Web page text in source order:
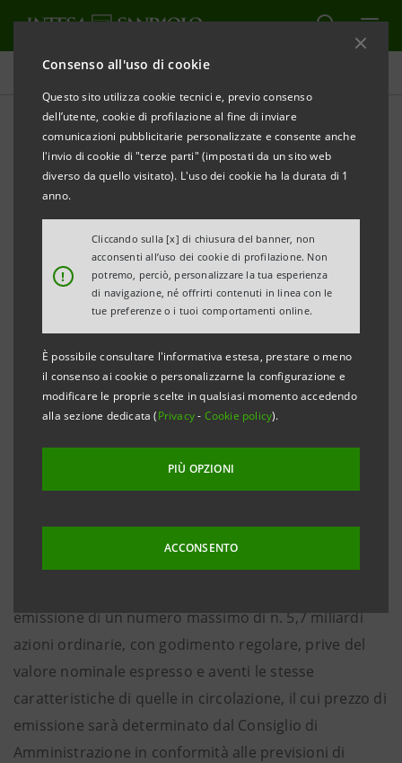
Consenso all'uso di cookie
Questo sito utilizza cookie tecnici e, previo consenso
dell’utente, cookie di profilazione al fine di inviare
comunicazioni pubblicitarie personalizzate e consente anche
l'invio di cookie di "terze parti" (impostati da un sito web
diverso da quello visitato). L'uso dei cookie ha la durata di 1
anno.
!
Cliccando sulla [x] di chiusura del banner, non
acconsenti all’uso dei cookie di profilazione. Non
potremo, perciò, personalizzare la tua esperienza
di navigazione, né offrirti contenuti in linea con le
tue preferenze o i tuoi comportamenti online.
È possibile consultare l'informativa estesa, prestare o meno
il consenso ai cookie o personalizzarne la configurazione e
modificare le proprie scelte in qualsiasi momento accedendo
alla sezione dedicata (Privacy- Cookie policy).
PIÙ OPZIONI
ACCONSENTO
Comunicati stampa
STAMPA AGGIORNA
INTESA SANPAOLO: AVVISO DI CONVOCAZIONE DI
ASSEMBLEA STRAORDINARIA
Assemblea Straordinariadi Intesa Sanpaolo S.p.A.
presso il Nuovo Centro Direzionale in Torino, con
ingresso in Corso Inghilterra n. 3, per leore 10.00
10 settembre 2026, in unica convocazione
discutere e deliberare sul seguente
Ordine del giorno:
1. Proposta di attribuzione al Consiglio di
emissione di un numero massimo di n. 5,7 miliardi
azioni ordinarie, con godimento regolare, prive del
valore nominale espresso e aventi le stesse
caratteristiche di quelle in circolazione, il cui prezzo di
emissione sarà determinato dal Consiglio di
Amministrazione in conformità alle previsioni di